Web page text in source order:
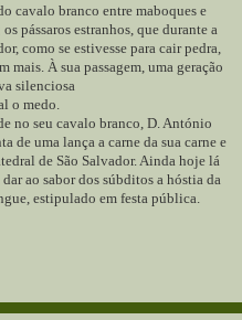
cavalo branco entre maboques e
pássaros estranhos, que durante a
como se estivesse para cair pedra,
mais. À sua passagem, uma geração
silenciosa
o medo.
no seu cavalo branco, D. António
de uma lança a carne da sua carne e
de São Salvador. Ainda hoje lá
ao sabor dos súbditos a hóstia da
estipulado em festa pública.